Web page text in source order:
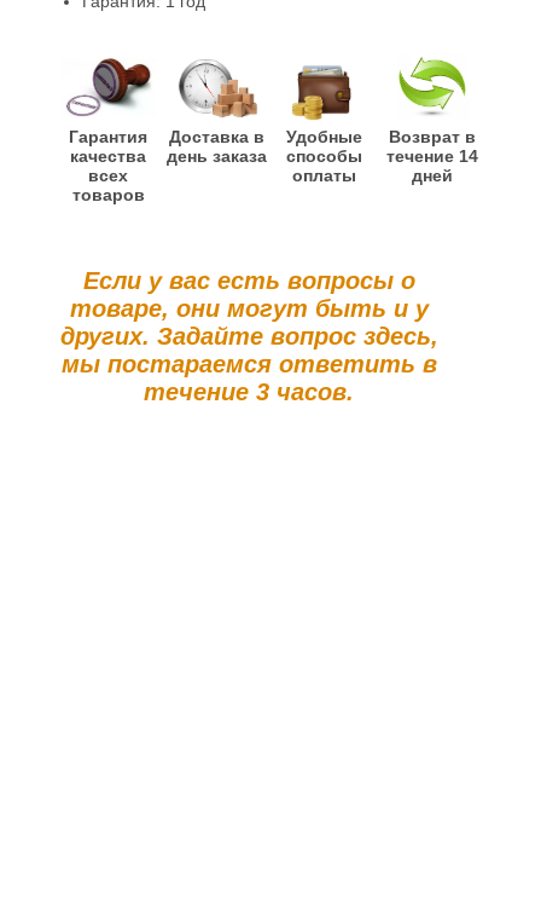
Гарантия
качества
всех
товаров
Доставка в
день заказа
Удобные
способы
оплаты
Возврат в
течение 14
дней
Если у вас есть вопросы о
товаре, они могут быть и у
других. Задайте вопрос здесь,
мы постараемся ответить в
течение 3 часов.